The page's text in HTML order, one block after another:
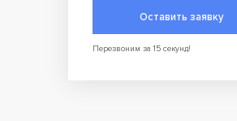
Оставить заявку
Перезвоним за 15 секунд!